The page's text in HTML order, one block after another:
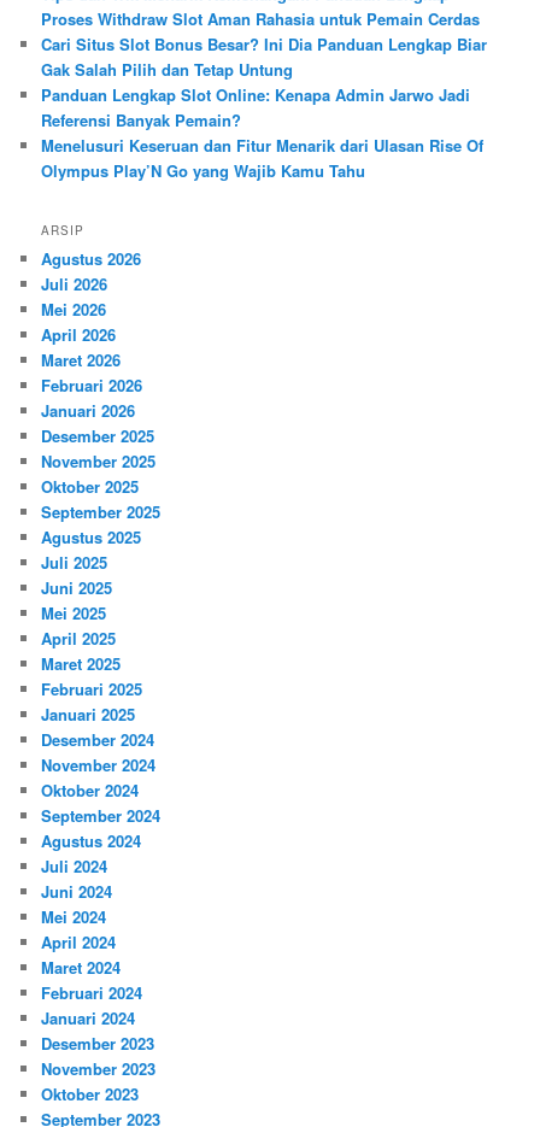
Proses Withdraw Slot Aman Rahasia untuk Pemain Cerdas
Cari Situs Slot Bonus Besar? Ini Dia Panduan Lengkap Biar
Gak Salah Pilih dan Tetap Untung
Panduan Lengkap Slot Online: Kenapa Admin Jarwo Jadi
Referensi Banyak Pemain?
Menelusuri Keseruan dan Fitur Menarik dari Ulasan Rise Of
Olympus Play’N Go yang Wajib Kamu Tahu
ARSIP
Agustus 2026
Juli 2026
Mei 2026
April 2026
Maret 2026
Februari 2026
Januari 2026
Desember 2025
November 2025
Oktober 2025
September 2025
Agustus 2025
Juli 2025
Juni 2025
Mei 2025
April 2025
Maret 2025
Februari 2025
Januari 2025
Desember 2024
November 2024
Oktober 2024
September 2024
Agustus 2024
Juli 2024
Juni 2024
Mei 2024
April 2024
Maret 2024
Februari 2024
Januari 2024
Desember 2023
November 2023
Oktober 2023
September 2023